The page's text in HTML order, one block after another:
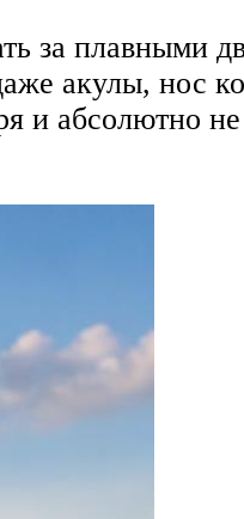
за плавными
акулы, нос
и абсолютно не